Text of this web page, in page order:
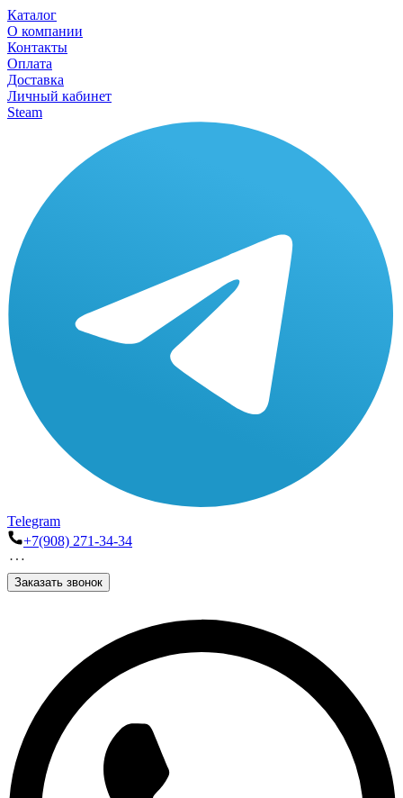
Каталог
О компании
Контакты
Оплата
Доставка
Личный кабинет
Steam
Telegram
+7(908) 271-34-34
Заказать звонок